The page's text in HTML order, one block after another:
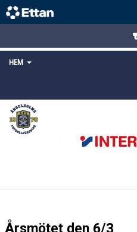
HEM
STARTSIDA
NYHETER
Årsmötet den 6/3